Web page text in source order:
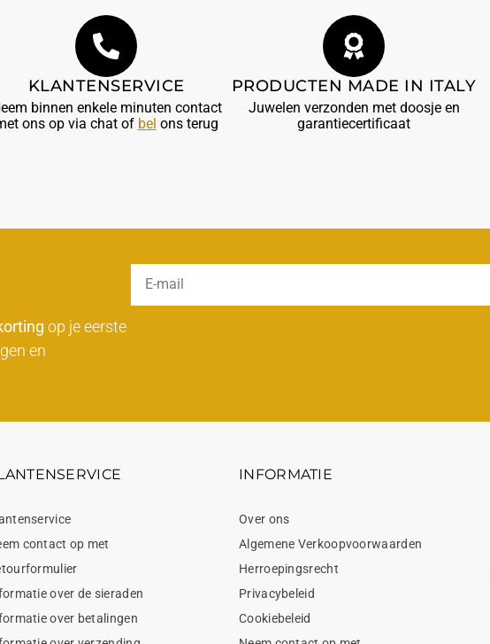
KLANTENSERVICE
binnen enkele minuten contact
ons op via chat of bel ons terug
PRODUCTEN MADE IN ITALY
Juwelen verzonden met doosje en
garantiecertificaat
op je eerste
en
contact op met
over de sieraden
over betalingen
INFORMATIE
Over ons
Algemene Verkoopvoorwaarden
Herroepingsrecht
Privacybeleid
Cookiebeleid